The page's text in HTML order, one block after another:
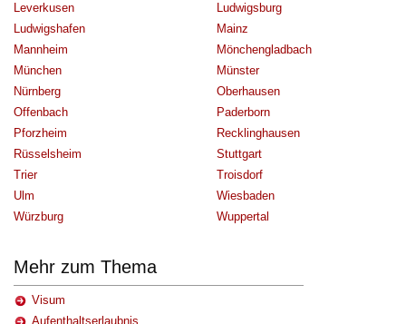
Leverkusen
Ludwigsburg
Ludwigshafen
Mainz
Mannheim
Mönchengladbach
München
Münster
Nürnberg
Oberhausen
Offenbach
Paderborn
Pforzheim
Recklinghausen
Rüsselsheim
Stuttgart
Trier
Troisdorf
Ulm
Wiesbaden
Würzburg
Wuppertal
Mehr zum Thema
Visum
Aufenthaltserlaubnis